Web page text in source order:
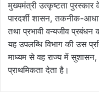
मुख्यमंत्री उत्कृष्टता पुरस्कार
पारदर्शी शासन, तकनीक-
तथा प्रभावी वन्यजीव प्रबंधन
यह उपलब्धि विभाग की उस
माध्यम से वह राज्य में सुशासन,
प्राथमिकता देता है।